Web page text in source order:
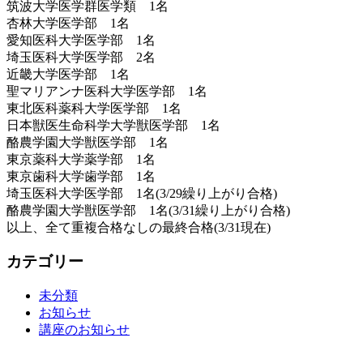
筑波大学医学群医学類 1名
杏林大学医学部 1名
愛知医科大学医学部 1名
埼玉医科大学医学部 2名
近畿大学医学部 1名
聖マリアンナ医科大学医学部 1名
東北医科薬科大学医学部 1名
日本獣医生命科学大学獣医学部 1名
酪農学園大学獣医学部 1名
東京薬科大学薬学部 1名
東京歯科大学歯学部 1名
埼玉医科大学医学部 1名(3/29繰り上がり合格)
酪農学園大学獣医学部 1名(3/31繰り上がり合格)
以上、全て重複合格なしの最終合格(3/31現在)
カテゴリー
未分類
お知らせ
講座のお知らせ